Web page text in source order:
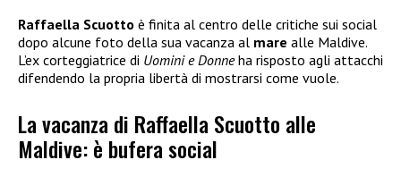
Raffaella Scuotto è finita al centro delle critiche sui social
dopo alcune foto della sua vacanza al mare alle Maldive.
L’ex corteggiatrice di Uomini e Donneha risposto agli attacchi
difendendo la propria libertà di mostrarsi come vuole.
La vacanza di Raffaella Scuotto alle
Maldive: è bufera social